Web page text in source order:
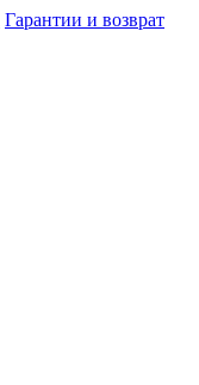
Гарантии и возврат